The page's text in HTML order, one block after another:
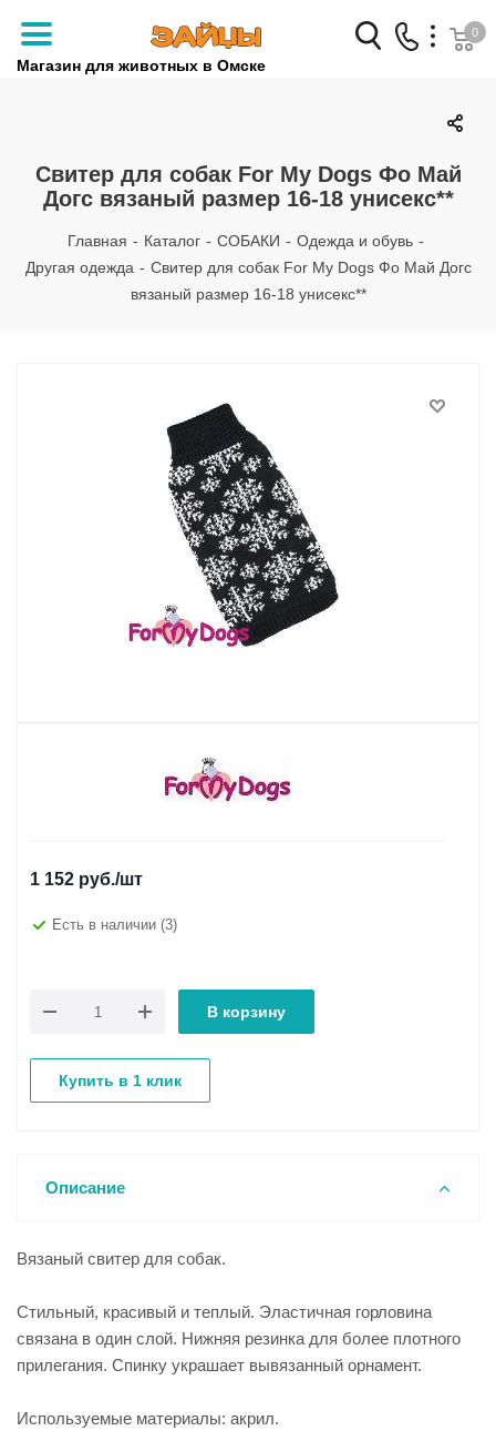
Магазин для животных в Омске
Заказать звонок
+7 (3812) 79-04-04
+7 (950) 959-88-32
0
Свитер для собак For My Dogs Фо Май
Догс вязаный размер 16-18 унисекс**
Главная - Каталог - СОБАКИ - Одежда и обувь -
Другая одежда - Свитер для собак For My Dogs Фо Май Догс
вязаный размер 16-18 унисекс**
1 152 руб./шт
Есть в наличии (3)
В корзину
Купить в 1 клик
Описание
Вязаный свитер для собак.
Стильный, красивый и теплый. Эластичная горловина
связана в один слой. Нижняя резинка для более плотного
прилегания. Спинку украшает вывязанный орнамент.
Используемые материалы: акрил.